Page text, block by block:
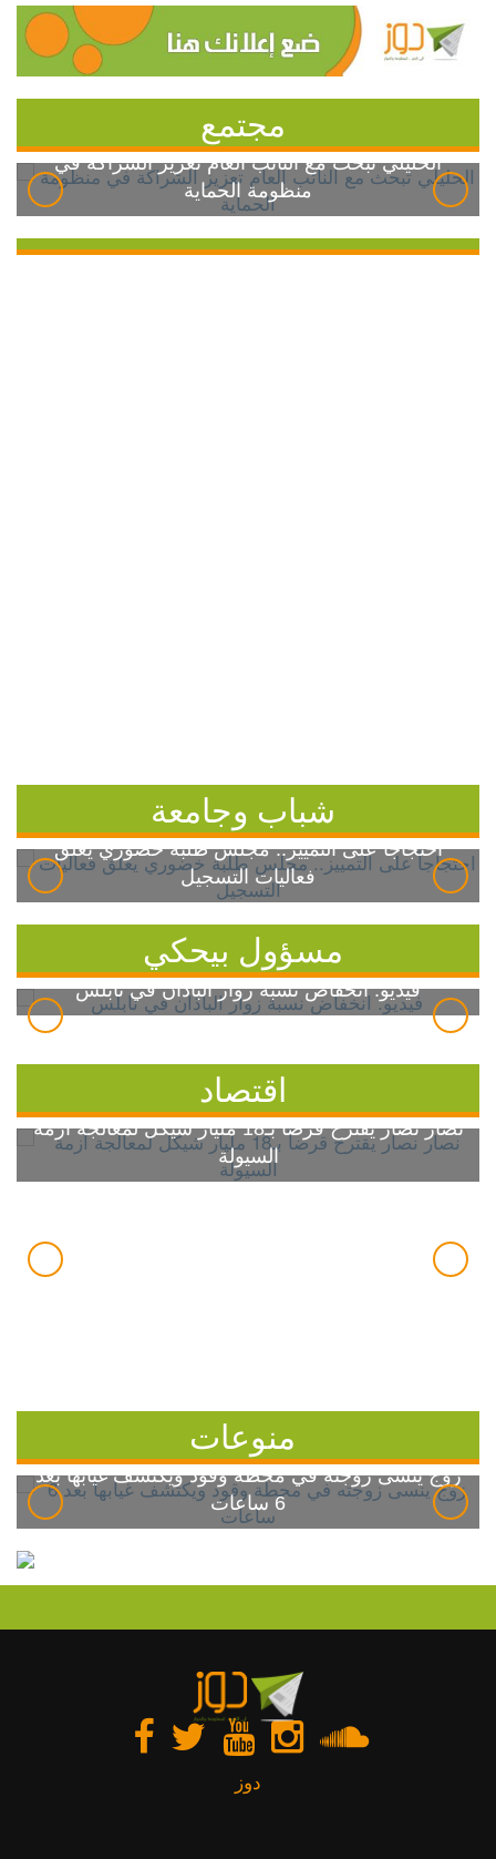
مجتمع
الخليلي تبحث مع النائب العام تعزيز الشراكة في
منظومة الحماية
شباب وجامعة
احتجاجاً على التمييز.. مجلس طلبة خضوري يعلق
فعاليات التسجيل
مسؤول بيحكي
فيديو: انخفاض نسبة زوار الباذان في نابلس
اقتصاد
نصار نصار يقترح قرضاً بـ18 مليار شيكل لمعالجة أزمة
السيولة
منوعات
زوج ينسى زوجته في محطة وقود ويكتشف غيابها بعد
6 ساعات
دوز